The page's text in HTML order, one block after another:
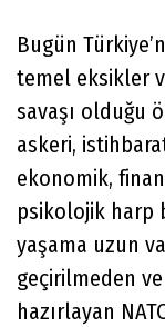
Bugün
temel eksikler
savaşı olduğu
askeri,
ekonomik,
psikolojik harp
yaşama uzun
geçirilmeden ve
hazırlayan